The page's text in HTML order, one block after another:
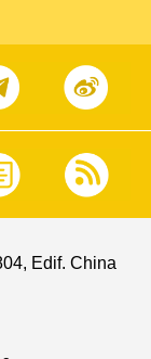
Edif. China